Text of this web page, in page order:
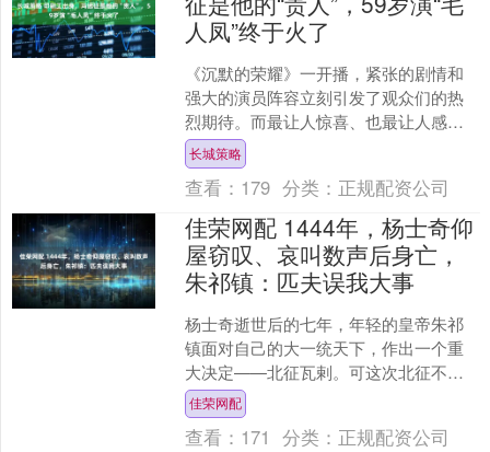
人凤”终于火了
《沉默的荣耀》一开播，紧张的剧情和
强大的演员阵容立刻引发了观众们的热
烈期待。而最让人惊喜、也最让人感到
不寒而栗的，莫过于张晞临所饰演的“毛
人凤”一角。 不少观众....
长城策略
查看： 179 分类： 正规配资公司
佳荣网配 1444年，杨士奇仰
屋窃叹、哀叫数声后身亡，
朱祁镇：匹夫误我大事
杨士奇逝世后的七年，年轻的皇帝朱祁
镇面对自己的大一统天下，作出一个重
大决定——北征瓦剌。可这次北征不仅
没有显示出他的英明，反而引发了一场
前所未有的灾难。在土木堡....
佳荣网配
查看： 171 分类： 正规配资公司